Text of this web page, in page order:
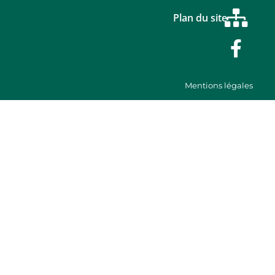
Plan du site
Mentions légales